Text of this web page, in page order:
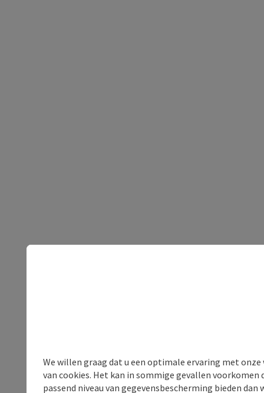
We willen graag dat u een optimale ervaring met
van cookies. Het kan in sommige gevallen voorkomen
passend niveau van gegevensbescherming bieden